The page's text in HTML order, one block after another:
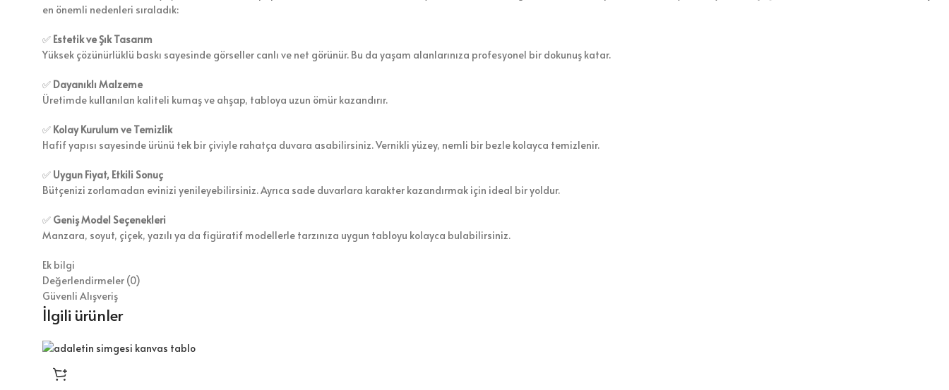
en önemli nedenleri sıraladık:
✅ Estetik ve Şık Tasarım
Yüksek çözünürlüklü baskı sayesinde görseller canlı ve net görünür. Bu da yaşam alanlarınıza profesyonel bir dokunuş katar.
✅ Dayanıklı Malzeme
Üretimde kullanılan kaliteli kumaş ve ahşap, tabloya uzun ömür kazandırır.
✅ Kolay Kurulum ve Temizlik
Hafif yapısı sayesinde ürünü tek bir çiviyle rahatça duvara asabilirsiniz. Vernikli yüzey, nemli bir bezle kolayca temizlenir.
✅ Uygun Fiyat, Etkili Sonuç
Bütçenizi zorlamadan evinizi yenileyebilirsiniz. Ayrıca sade duvarlara karakter kazandırmak için ideal bir yoldur.
✅ Geniş Model Seçenekleri
Manzara, soyut, çiçek, yazılı ya da figüratif modellerle tarzınıza uygun tabloyu kolayca bulabilirsiniz.
Ek bilgi
Değerlendirmeler (0)
Güvenli Alışveriş
İlgili ürünler